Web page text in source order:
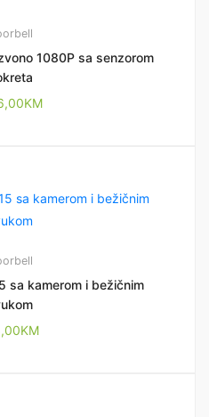
1080P sa senzorom
KM
sa kamerom i bežičnim
KM